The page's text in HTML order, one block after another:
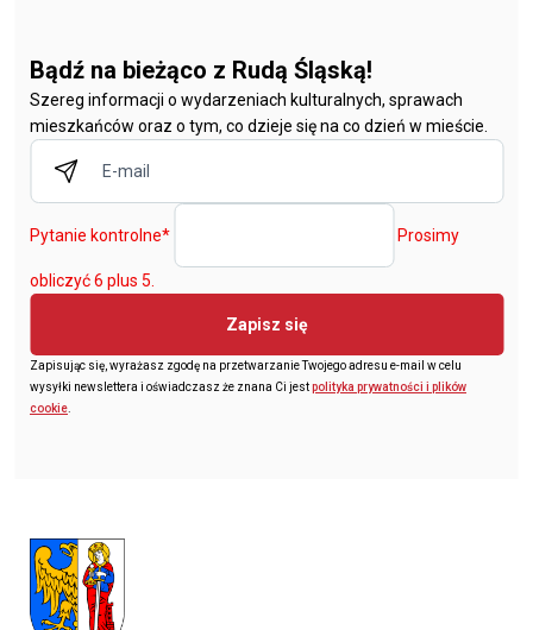
Bądź na bieżąco z Rudą Śląską!
Szereg informacji o wydarzeniach kulturalnych, sprawach
mieszkańców oraz o tym, co dzieje się na co dzień w mieście.
Pytanie kontrolne* Prosimy
obliczyć 6 plus 5.
Zapisz się
Zapisując się, wyrażasz zgodę na przetwarzanie Twojego adresu e-mail w celu
wysyłki newslettera i oświadczasz że znana Ci jestpolityka prywatności i plików
cookie